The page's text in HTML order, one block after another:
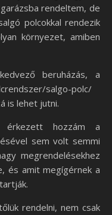
rendeltem, de
polcokkal rendezik
környezet, amiben
beruházás, a
salgo-polc/
is lehet jutni.
hozzám a
sem volt semmi
megrendelésekhez
és amit megígérnek a
rendelni, nem csak